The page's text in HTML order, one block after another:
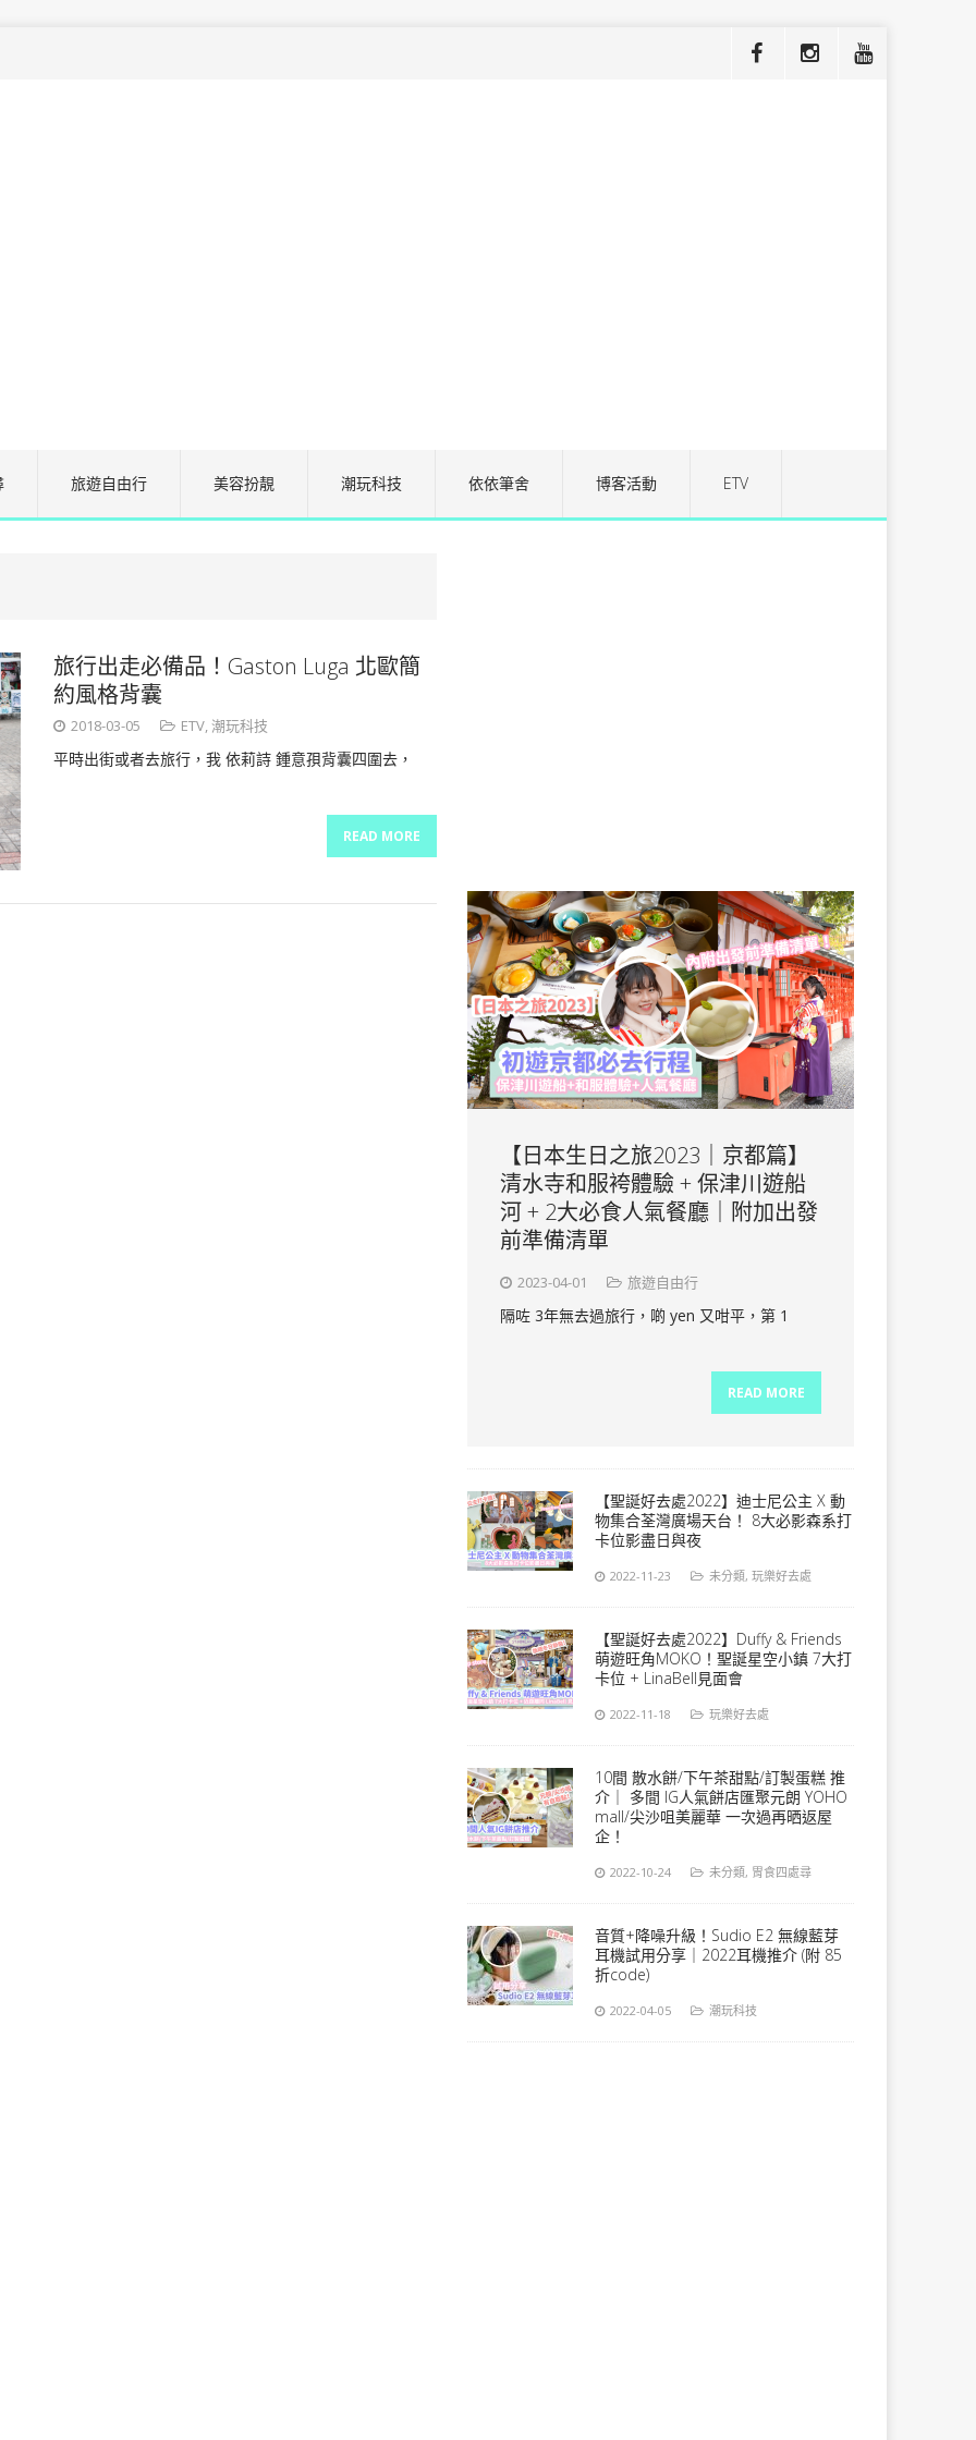
旅遊自由行 美容扮靚 潮玩科技 依依筆舍 博客活動 ETV
旅行出走必備品！Gaston Luga 北歐簡
約風格背囊
2018-03-05 ETV,潮玩科技
平時出街或者去旅行，我 依莉詩 鍾意孭背囊四圍去，
READ MORE
【日本生日之旅2023｜京都篇】
清水寺和服袴體驗 + 保津川遊船
河 + 2大必食人氣餐廳｜附加出發
前準備清單
2023-04-01 旅遊自由行
隔咗 3年無去過旅行，啲 yen 又咁平，第 1
READ MORE
【聖誕好去處2022】迪士尼公主 X 動
物集合荃灣廣場天台！ 8大必影森系打
卡位影盡日與夜
2022-11-23 未分類,玩樂好去處
【聖誕好去處2022】Duffy & Friends
萌遊旺角MOKO！聖誕星空小鎮 7大打
卡位 + LinaBell見面會
2022-11-18 玩樂好去處
10間 散水餅/下午茶甜點/訂製蛋糕 推
介｜ 多間 IG人氣餅店匯聚元朗 YOHO
mall/尖沙咀美麗華 一次過再晒返屋
企！
2022-10-24 未分類, 胃食四處尋
音質+降噪升級！Sudio E2 無線藍芽
耳機試用分享｜2022耳機推介 (附 85
折code)
2022-04-05 潮玩科技